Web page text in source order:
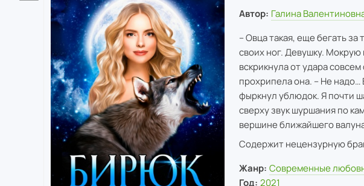
Автор: Галина
– Овца такая, еще бегать
своих ног. Девушку.
вскрикнула от удара
прохрипела она. – Не надо…
фыркнул ублюдок. Я почти
сверху звук шуршания по
вершине ближайшего
Содержит нецензурную
Жанр: Современные
Год: 2021